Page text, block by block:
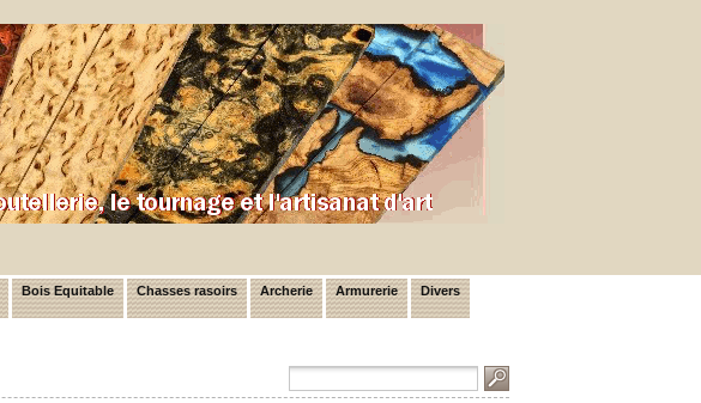
Bois Equitable Chasses rasoirs Archerie Armurerie Divers